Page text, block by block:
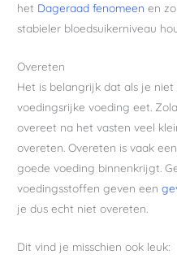
het Dageraad fenomeen en
stabieler bloedsuikerniveau
Overeten
Het is belangrijk dat als je
voedingsrijke voeding eet.
overeet na het vasten veel
overeten. Overeten is vaak
goede voeding binnenkrijgt.
voedingsstoffen geven een
je dus echt niet overeten.
Dit vind je misschien ook leuk: